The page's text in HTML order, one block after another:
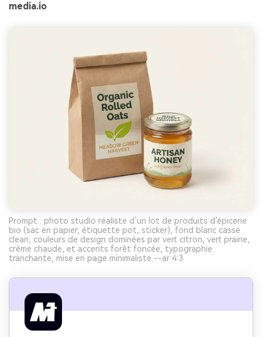
media.io
Prompt : photo studio réaliste d’un lot de produits d’épicerie
bio (sac en papier, étiquette pot, sticker), fond blanc cassé
clean, couleurs de design dominées par vert citron, vert prairie,
crème chaude, et accents forêt foncée, typographie
tranchante, mise en page minimaliste --ar 4:3